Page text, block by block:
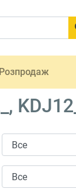
Розпродаж